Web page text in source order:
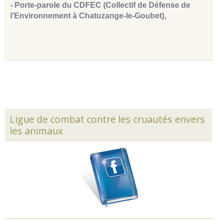
- Porte-parole du CDFEC (Collectif de Défense de
l'Environnement à Chatuzange-le-Goubet),
Ligue de combat contre les cruautés envers
les animaux